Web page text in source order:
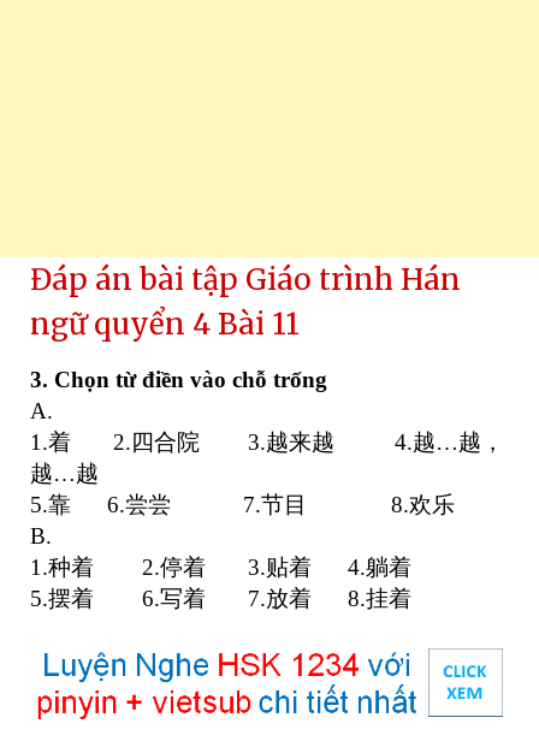
Đáp án bài tập Giáo trình Hán
ngữ quyển 4 Bài 11
3. Chọn từ điền vào chỗ trống
A.
1.着 2.四合院 3.越来越 4.越…越，
越…越
5.靠 6.尝尝 7.节目 8.欢乐
B.
1.种着 2.停着 3.贴着 4.躺着
5.摆着 6.写着 7.放着 8.挂着